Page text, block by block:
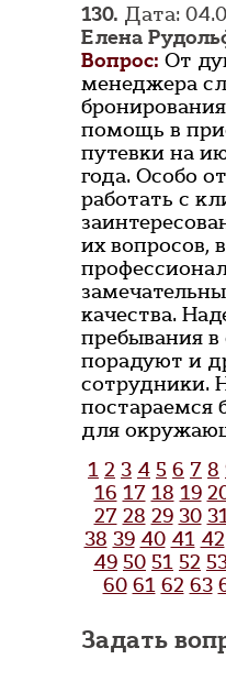
130. Дата:
Елена
Вопрос: От
менеджера
помощь в
путевки на
года. Особо
работать с
их вопросов,
качества.
пребывания в
порадуют и
сотрудники.
постараемся
для
1 2 3 4 5 6 7 8
16 17 18 19
27 28 29 30
38 39 40 41 42
49 50 51 52
60 61 62 63
Задать